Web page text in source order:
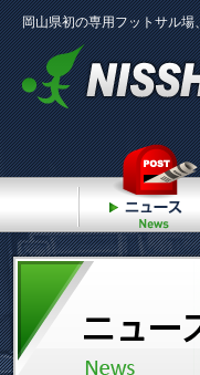
岡山県初の専用フットサル